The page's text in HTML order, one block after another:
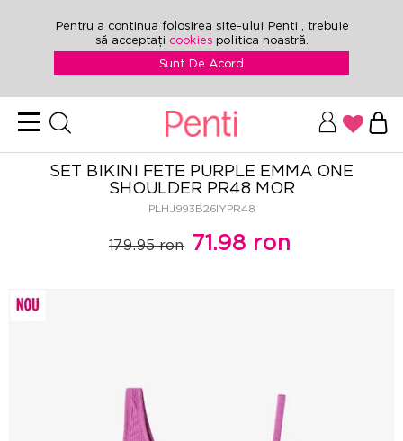
Pentru a continua folosirea site-ului Penti , trebuie
să acceptați cookies politica noastră.
Sunt De Acord
SET BIKINI FETE PURPLE EMMA ONE
SHOULDER PR48 MOR
PLHJ993B26IYPR48
179.95 ron 71.98 ron